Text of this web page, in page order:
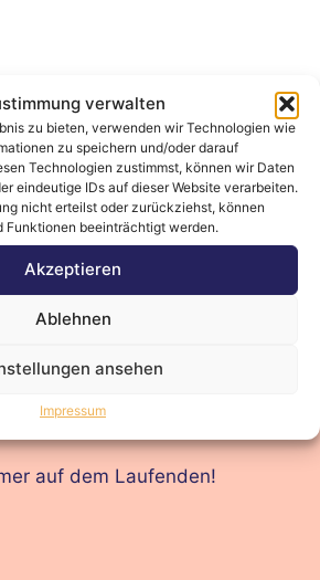
verwalten
zu bieten, verwenden wir Technologien wie
zu speichern und/oder darauf
Technologien zustimmst, können wir Daten
eindeutige IDs auf dieser Website verarbeiten.
nicht erteilst oder zurückziehst, können
Funktionen beeinträchtigt werden.
Akzeptieren
Ablehnen
ansehen
Impressum
da – schnell, freundlich &
uns!
auf dem Laufenden!